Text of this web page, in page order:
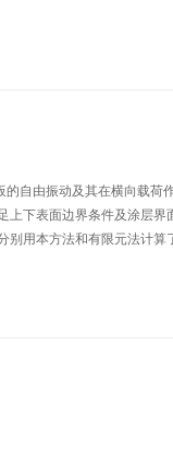
自由振动及其在横向载荷
下表面边界条件及涂层
用本方法和有限元法计算